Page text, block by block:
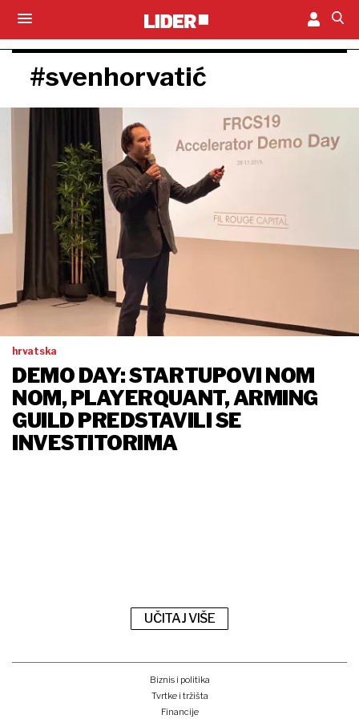
#svenhorvatić
hrvatska
DEMO DAY: STARTUPOVI NOM
NOM, PLAYERQUANT, ARMING
GUILD PREDSTAVILI SE
INVESTITORIMA
UČITAJ VIŠE
Biznis i politika
Tvrtke i tržišta
Financije